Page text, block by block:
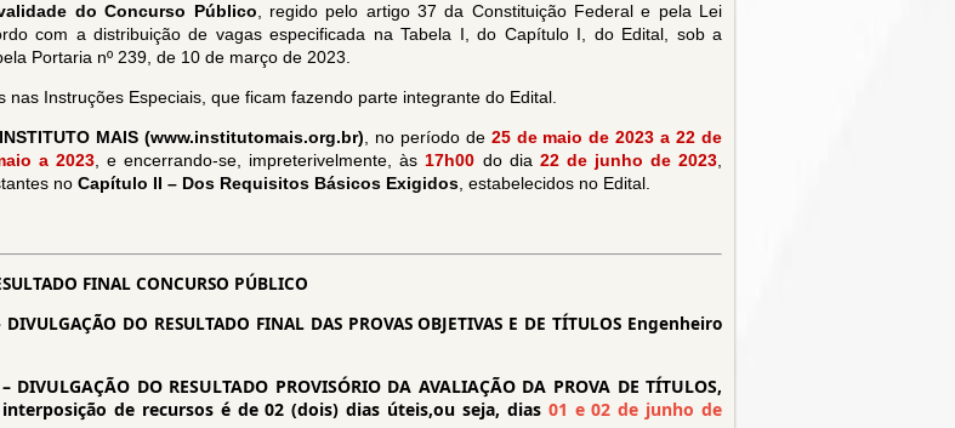
do Concurso Público, regido pelo artigo 37 da Constituição Federal e pela Lei
com a distribuição de vagas especificada na Tabela I, do Capítulo I, do Edital, sob a
Portaria nº 239, de 10 de março de 2023.
Instruções Especiais, que ficam fazendo parte integrante do Edital.
INSTITUTO MAIS (www.institutomais.org.br) , no período de 25 de maio de 2023 a 22 de
a 2023 , e encerrando-se, impreterivelmente, às 17h00 do dia 22 de junho de 2023
no Capítulo II – Dos Requisitos Básicos Exigidos , estabelecidos no Edital.
FINAL CONCURSO PÚBLICO
DO RESULTADO FINAL DAS PROVAS OBJETIVAS E DE TÍTULOS Engenheiro
DIVULGAÇÃO DO RESULTADO PROVISÓRIO DA AVALIAÇÃO DA PROVA DE TÍTULOS,
interposição de recursos é de 02 (dois) dias úteis,ou seja, dias 01 e 02 de junho de